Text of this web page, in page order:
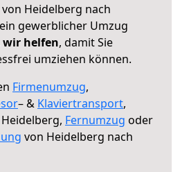
von Heidelberg nach
gewerblicher Umzug
wir helfen, damit Sie
umziehen können.
Firmenumzug,
– & Klaviertransport,
Fernumzug oder
von Heidelberg nach